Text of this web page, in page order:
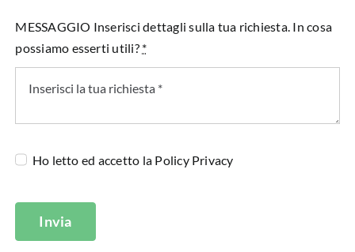
MESSAGGIO Inserisci dettagli sulla tua richiesta. In cosa
possiamo esserti utili? *
Ho letto ed accetto la Policy Privacy
Invia